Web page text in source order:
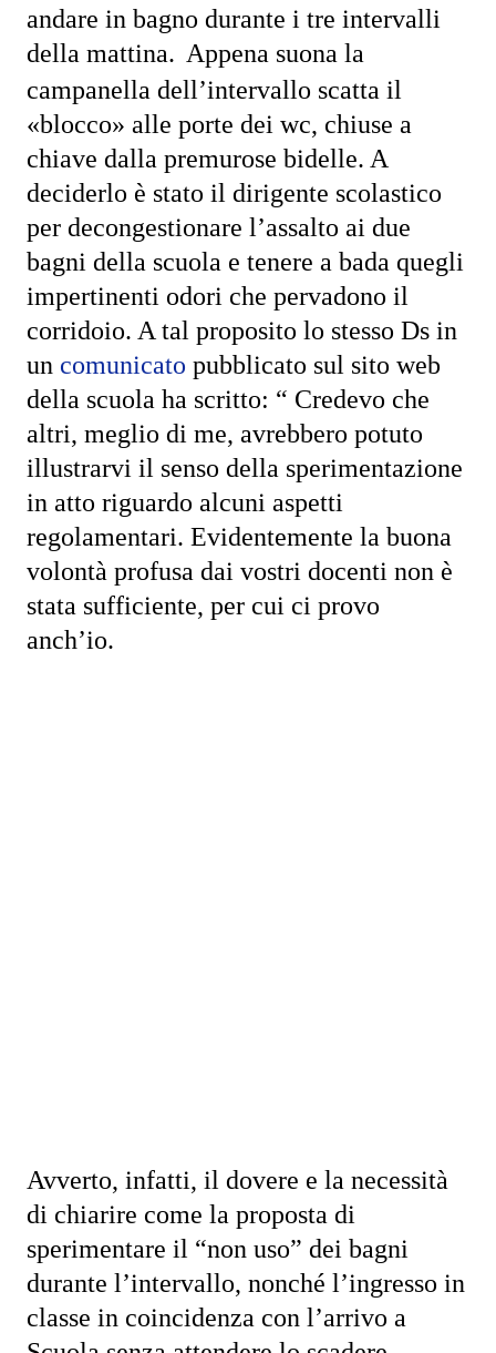
andare in bagno durante i tre intervalli
della mattina. Appena suona la
campanella dell’intervallo scatta il
«blocco» alle porte dei wc, chiuse a
chiave dalla premurose bidelle. A
deciderlo è stato il dirigente scolastico
per decongestionare l’assalto ai due
bagni della scuola e tenere a bada quegli
impertinenti odori che pervadono il
corridoio. A tal proposito lo stesso Ds in
un comunicato pubblicato sul sito web
della scuola ha scritto: “ Credevo che
altri, meglio di me, avrebbero potuto
illustrarvi il senso della sperimentazione
in atto riguardo alcuni aspetti
regolamentari. Evidentemente la buona
volontà profusa dai vostri docenti non è
stata sufficiente, per cui ci provo
anch’io.
Avverto, infatti, il dovere e la necessità
di chiarire come la proposta di
sperimentare il “non uso” dei bagni
durante l’intervallo, nonché l’ingresso in
classe in coincidenza con l’arrivo a